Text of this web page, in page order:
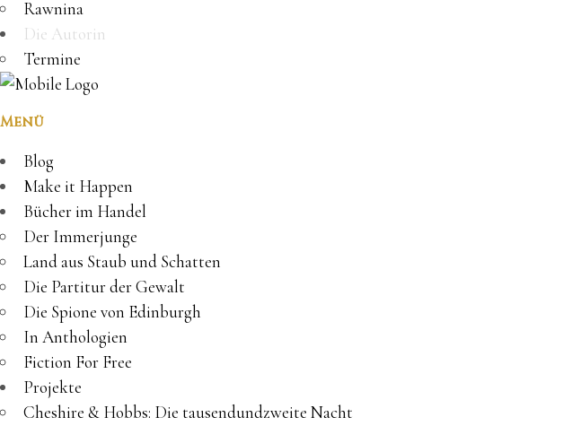
Rawnina
Die Autorin
Termine
Menü
Blog
Make it Happen
Bücher im Handel
Der Immerjunge
Land aus Staub und Schatten
Die Partitur der Gewalt
Die Spione von Edinburgh
In Anthologien
Fiction For Free
Projekte
Cheshire & Hobbs: Die tausendundzweite Nacht